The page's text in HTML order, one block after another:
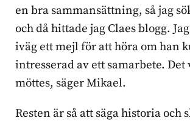
en bra sammansättning, så jag
och då hittade jag Claes blogg.
iväg ett mejl för att höra om han
intresserad av ett samarbete. Det
möttes, säger Mikael.
Resten är så att säga historia och